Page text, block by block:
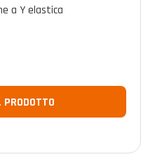
a Y elastica
PRODOTTO